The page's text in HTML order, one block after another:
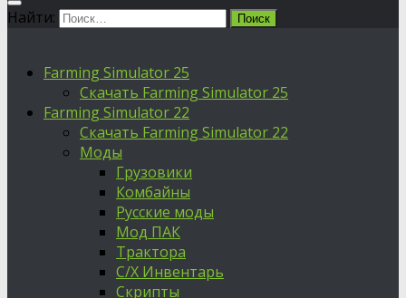
Найти:
Farming Simulator 25
Скачать Farming Simulator 25
Farming Simulator 22
Скачать Farming Simulator 22
Моды
Грузовики
Комбайны
Русские моды
Мод ПАК
Трактора
С/Х Инвентарь
Скрипты